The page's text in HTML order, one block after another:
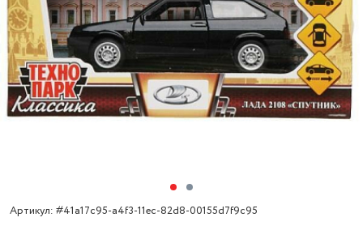
Артикул: #41a17c95-a4f3-11ec-82d8-00155d7f9c95